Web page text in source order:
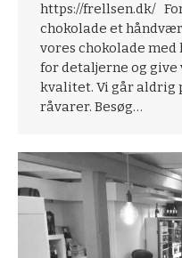
https://frellsen.dk/
chokolade et
vores chokolade
for detaljerne og give
kvalitet. Vi går aldrig
råvarer. Besøg…